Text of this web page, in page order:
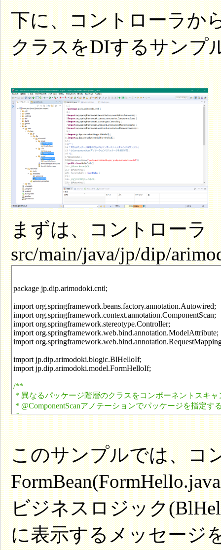
下に、コントローラか
クラスをDIするサンプ
まずは、コントローラ
src/main/java/jp/dip/
このサンプルでは、コ
ビジネスロジック
に表示するメッセージ